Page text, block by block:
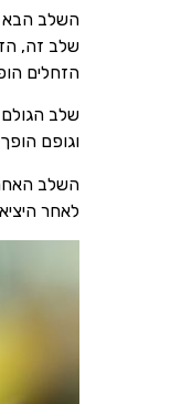
השלב הבא
הזחלים
שלב
וגופם הופך לצורת
השלב
לאחר